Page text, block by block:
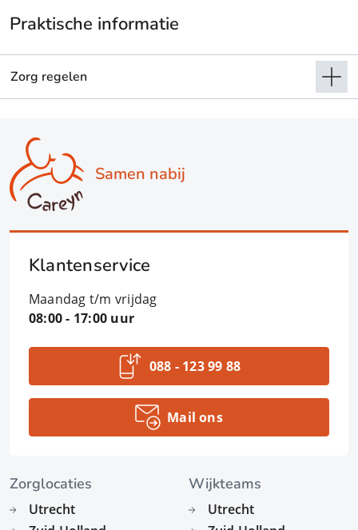
leven en trekken er regelmatig op uit voor leuke
groepsactiviteiten.
Praktische informatie
Zorg regelen
Samen nabij
Klantenservice
Maandag t/m vrijdag
08:00 - 17:00 uur
088 - 123 99 88
Mail ons
Zorglocaties
Utrecht
Wijkteams
Utrecht